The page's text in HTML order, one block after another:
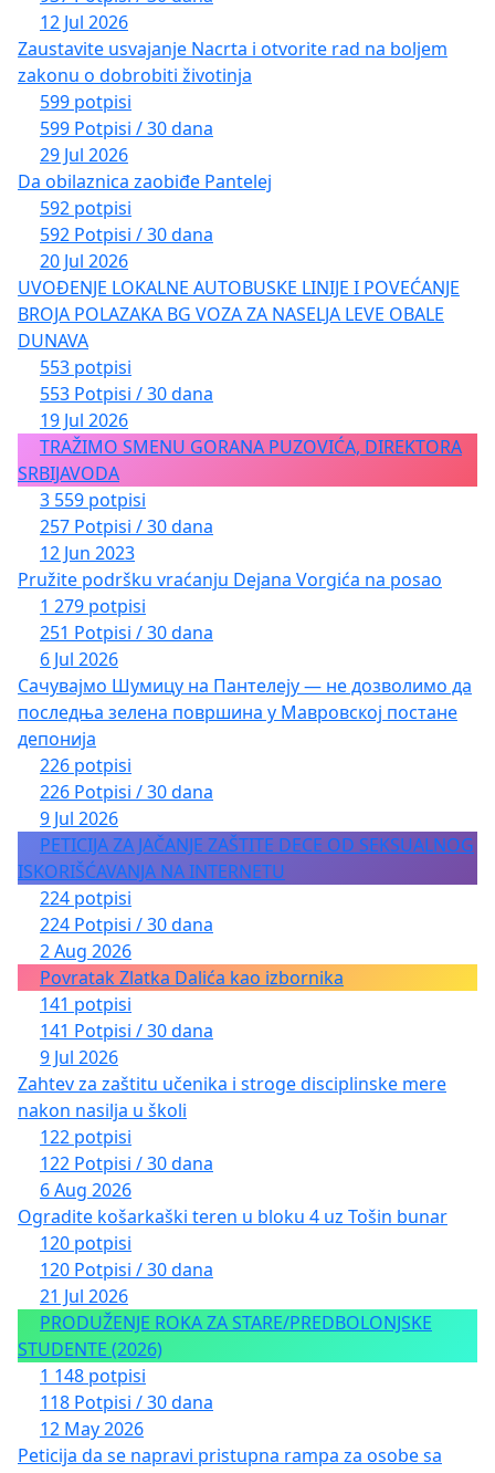
12 Jul 2026
Zaustavite usvajanje Nacrta i otvorite rad na boljem
zakonu o dobrobiti životinja
599 potpisi
599 Potpisi / 30 dana
29 Jul 2026
Da obilaznica zaobiđe Pantelej
592 potpisi
592 Potpisi / 30 dana
20 Jul 2026
UVOĐENJE LOKALNE AUTOBUSKE LINIJE I POVEĆANJE
BROJA POLAZAKA BG VOZA ZA NASELJA LEVE OBALE
DUNAVA
553 potpisi
553 Potpisi / 30 dana
19 Jul 2026
TRAŽIMO SMENU GORANA PUZOVIĆA, DIREKTORA
SRBIJAVODA
3 559 potpisi
257 Potpisi / 30 dana
12 Jun 2023
Pružite podršku vraćanju Dejana Vorgića na posao
1 279 potpisi
251 Potpisi / 30 dana
6 Jul 2026
Сачувајмо Шумицу на Пантелеју — не дозволимо да
последња зелена површина у Мавровској постане
депонија
226 potpisi
226 Potpisi / 30 dana
9 Jul 2026
PETICIJA ZA JAČANJE ZAŠTITE DECE OD SEKSUALNOG
ISKORIŠĆAVANJA NA INTERNETU
224 potpisi
224 Potpisi / 30 dana
2 Aug 2026
Povratak Zlatka Dalića kao izbornika
141 potpisi
141 Potpisi / 30 dana
9 Jul 2026
Zahtev za zaštitu učenika i stroge disciplinske mere
nakon nasilja u školi
122 potpisi
122 Potpisi / 30 dana
6 Aug 2026
Ogradite košarkaški teren u bloku 4 uz Tošin bunar
120 potpisi
120 Potpisi / 30 dana
21 Jul 2026
PRODUŽENJE ROKA ZA STARE/PREDBOLONJSKE
STUDENTE (2026)
1 148 potpisi
118 Potpisi / 30 dana
12 May 2026
Peticija da se napravi pristupna rampa za osobe sa